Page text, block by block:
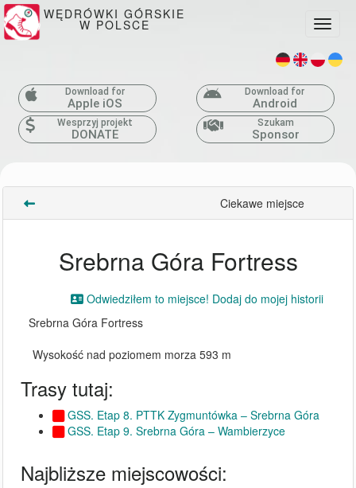
WĘDRÓWKI GÓRSKIE
W POLSCE
Download for
Apple iOS
Download for
Android
Wesprzyj projekt
DONATE
Szukam
Sponsor
Ciekawe miejsce
Srebrna Góra Fortress
Odwiedziłem to miejsce! Dodaj do mojej historii
Srebrna Góra Fortress
Wysokość nad poziomem morza 593 m
Trasy tutaj:
GSS. Etap 8. PTTK Zygmuntówka – Srebrna Góra
GSS. Etap 9. Srebrna Góra – Wambierzyce
Najbliższe miejscowości: